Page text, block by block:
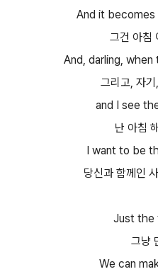
And it
그건 아침
And, darling,
그리고, 자
and I see
난 아침
I want to be
당신과 함께인
Just the
그냥
We can